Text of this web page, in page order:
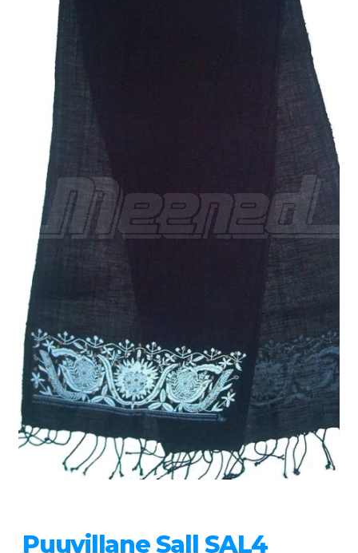
Puuvillane Sall SAL4